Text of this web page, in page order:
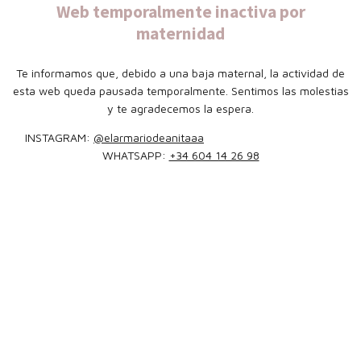
Web temporalmente inactiva por
maternidad
Te informamos que, debido a una baja maternal, la actividad de
esta web queda pausada temporalmente. Sentimos las molestias
y te agradecemos la espera.
INSTAGRAM: @elarmariodeanitaaa
WHATSAPP: +34 604 14 26 98